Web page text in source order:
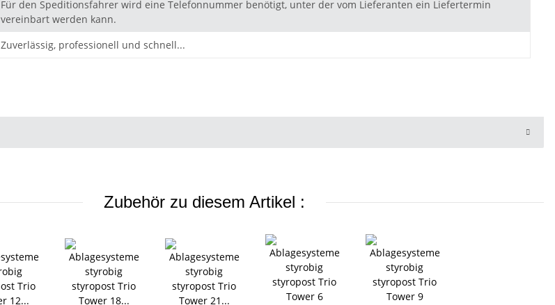
Für den Speditionsfahrer wird eine Telefonnummer benötigt, unter der vom Lieferanten ein Liefertermin
vereinbart werden kann.
Zuverlässig, professionell und schnell...
Zubehör zu diesem Artikel :